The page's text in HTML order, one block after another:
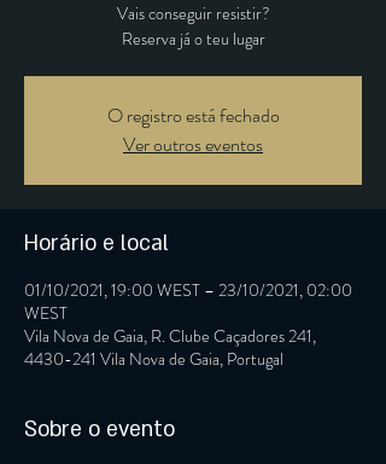
Vais conseguir resistir?
Reserva já o teu lugar
O registro está fechado
Ver outros eventos
Horário e local
01/10/2021, 19:00 WEST – 23/10/2021, 02:00
WEST
Vila Nova de Gaia, R. Clube Caçadores 241,
4430-241 Vila Nova de Gaia, Portugal
Sobre o evento